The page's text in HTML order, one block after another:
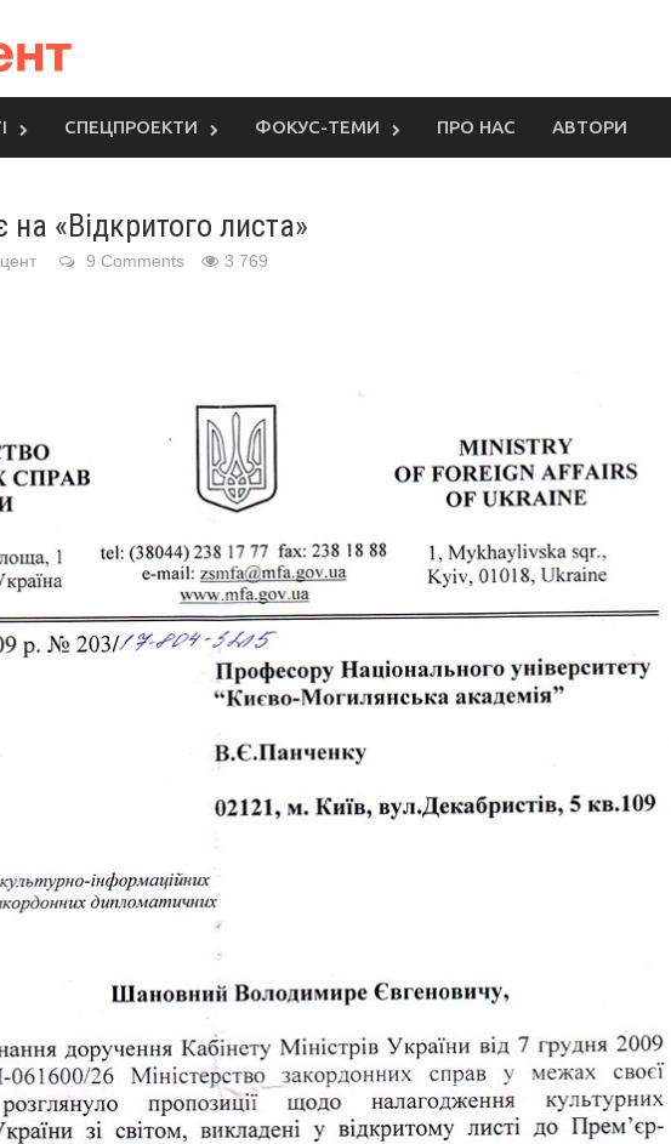
СПЕЦПРОЕКТИ ФОКУС-ТЕМИ ПРО НАС АВТОРИ
«Відкритого листа»
9 Comments 3 769